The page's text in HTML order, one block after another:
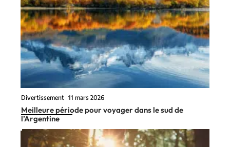
Divertissement 11 mars 2026
Meilleure période pour voyager dans le sud de
l’Argentine